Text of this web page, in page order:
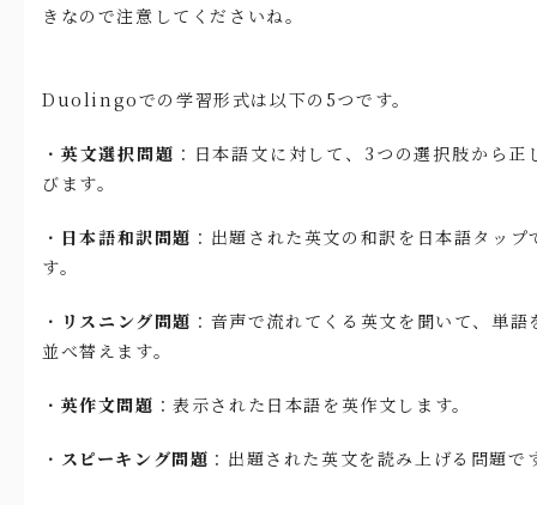
きなので注意してくださいね。
Duolingoでの学習形式は以下の5つです。
・ 英文選択問題 ：日本語文に対して、3つの選択肢から正
びます。
・ 日本語和訳問題 ：出題された英文の和訳を日本語タッ
す。
・ リスニング問題 ：音声で流れてくる英文を聞いて、単
並べ替えます。
・ 英作文問題 ：表示された日本語を英作文します。
・ スピーキング問題 ：出題された英文を読み上げる問題で